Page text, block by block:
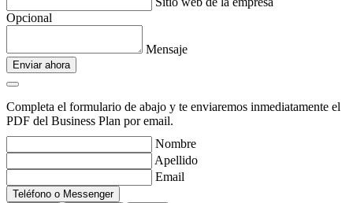
Opcional
Mensaje
Enviar ahora
Completa el formulario de abajo y te enviaremos inmediatamente el
PDF del Business Plan por email.
Nombre
Apellido
Email
Teléfono o Messenger